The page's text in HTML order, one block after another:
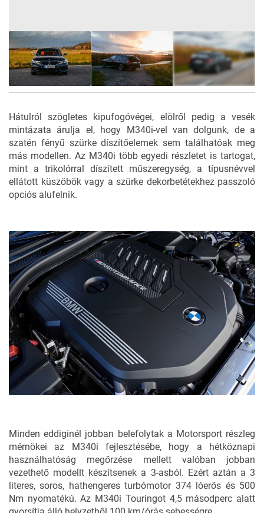
Hátulról szögletes kipufogóvégei, elölről pedig a vesék
mintázata árulja el, hogy M340i-vel van dolgunk, de a
szatén fényű szürke díszítőelemek sem találhatóak meg
más modellen. Az M340i több egyedi részletet is tartogat,
mint a trikolórral díszített műszeregység, a típusnévvel
ellátott küszöbök vagy a szürke dekorbetétekhez passzoló
opciós alufelnik.
Minden eddiginél jobban belefolytak a Motorsport részleg
mérnökei az M340i fejlesztésébe, hogy a hétköznapi
használhatóság megőrzése mellett valóban jobban
vezethető modellt készítsenek a 3-asból. Ezért aztán a 3
literes, soros, hathengeres turbómotor 374 lóerős és 500
Nm nyomatékú. Az M340i Touringot 4,5 másodperc alatt